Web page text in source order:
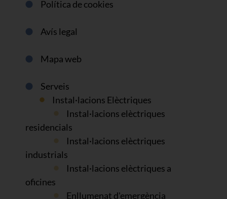
Política de cookies
Avís legal
Mapa web
Serveis
Instal·lacions Elèctriques
Instal·lacions elèctriques
residencials
Instal·lacions elèctriques
industrials
Instal·lacions elèctriques a
oficines
Enllumenat d'emergència